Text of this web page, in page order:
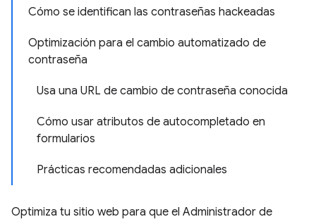
Cómo se identifican las contraseñas hackeadas
Optimización para el cambio automatizado de
contraseña
Usa una URL de cambio de contraseña conocida
Cómo usar atributos de autocompletado en
formularios
Prácticas recomendadas adicionales
Optimiza tu sitio web para que el Administrador de